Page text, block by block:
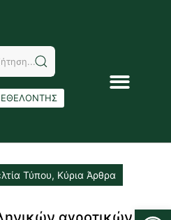
ΕΘΕΛΟΝΤΗΣ
Τύπου, Κύρια Άρθρα